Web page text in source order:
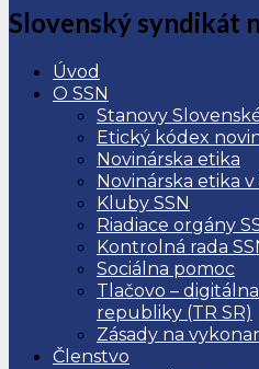
Slovenský syndikát
Úvod
O SSN
Stanovy
Etický kódex
Novinárska etika
Novinárska etika
Kluby SSN
Riadiace orgány
Kontrolná rada
Sociálna pomoc
Tlačovo –
republiky (TR SR)
Zásady na
Členstvo